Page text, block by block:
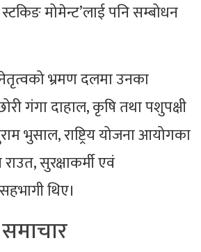
मोमेन्ट’लाई पनि सम्बोधन
नेतृत्वको भ्रमण दलमा उनका
गंगा दाहाल, कृषि तथा पशुपक्षी
भुसाल, राष्ट्रिय योजना आयोगका
सुरक्षाकर्मी एवं
थिए।